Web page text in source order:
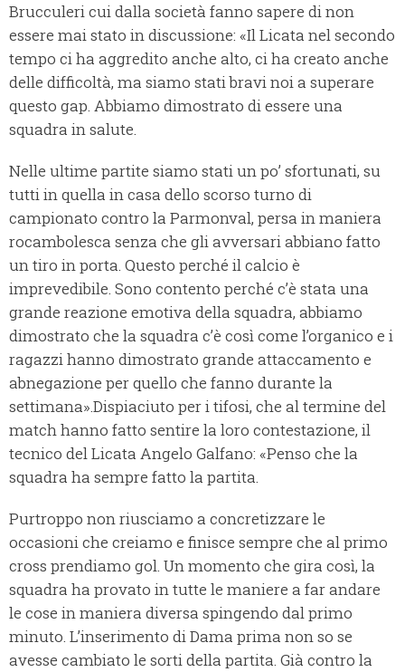
Brucculeri cui dalla società fanno sapere di non
essere mai stato in discussione: «Il Licata nel secondo
tempo ci ha aggredito anche alto, ci ha creato anche
delle difficoltà, ma siamo stati bravi noi a superare
questo gap. Abbiamo dimostrato di essere una
squadra in salute.
Nelle ultime partite siamo stati un po’ sfortunati, su
tutti in quella in casa dello scorso turno di
campionato contro la Parmonval, persa in maniera
rocambolesca senza che gli avversari abbiano fatto
un tiro in porta. Questo perché il calcio è
imprevedibile. Sono contento perché c’è stata una
grande reazione emotiva della squadra, abbiamo
dimostrato che la squadra c’è così come l’organico e i
ragazzi hanno dimostrato grande attaccamento e
abnegazione per quello che fanno durante la
settimana».Dispiaciuto per i tifosi, che al termine del
match hanno fatto sentire la loro contestazione, il
tecnico del Licata Angelo Galfano: «Penso che la
squadra ha sempre fatto la partita.
Purtroppo non riusciamo a concretizzare le
occasioni che creiamo e finisce sempre che al primo
cross prendiamo gol. Un momento che gira così, la
squadra ha provato in tutte le maniere a far andare
le cose in maniera diversa spingendo dal primo
minuto. L’inserimento di Dama prima non so se
avesse cambiato le sorti della partita. Già contro la